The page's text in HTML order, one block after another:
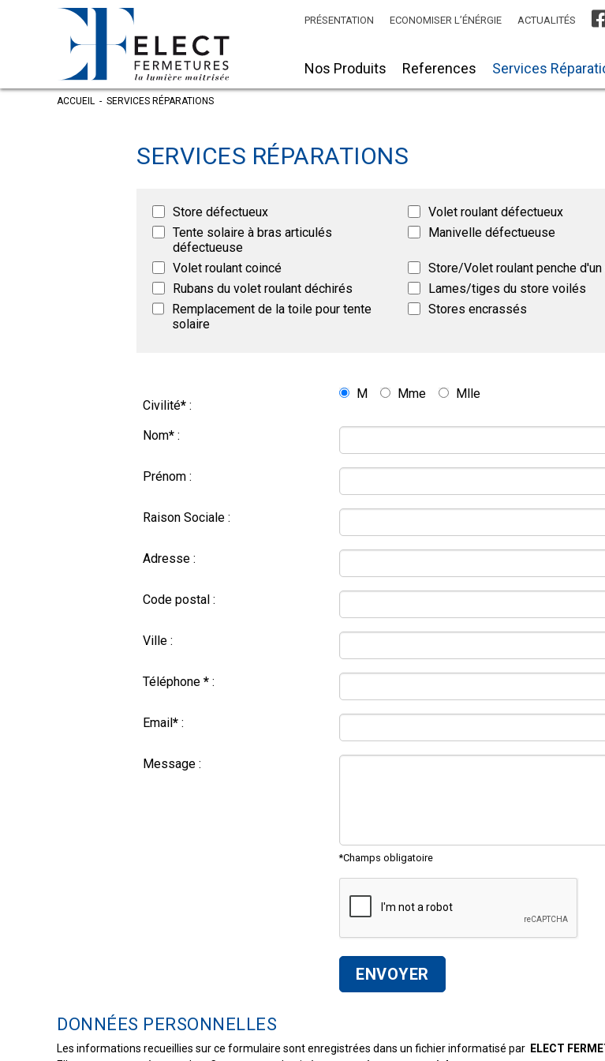
PRÉSENTATION ECONOMISER L’ÉNÉRGIE ACTUALITÉS
Nos Produits References Services
ACCUEIL - SERVICES RÉPARATIONS
SERVICES RÉPARATIONS
Store défectueux Volet roulant défectueux
Tente solaire à bras articulés
défectueuse
Manivelle défectueuse
Volet roulant coincé Store/Volet roulant penche
Rubans du volet roulant déchirés
Lames/tiges du store voilés
Remplacement de la toile pour tente
solaire
Stores encrassés
Civilité*:
M Mme Mlle
Nom*:
Prénom :
Raison Sociale :
Adresse :
Code postal :
Ville :
Téléphone *:
Email*:
Message :
*Champs obligatoire
DONNÉES PERSONNELLES
Les informations recueillies sur ce formulaire sont enregistrées dans un fichier informatisé par ELECT